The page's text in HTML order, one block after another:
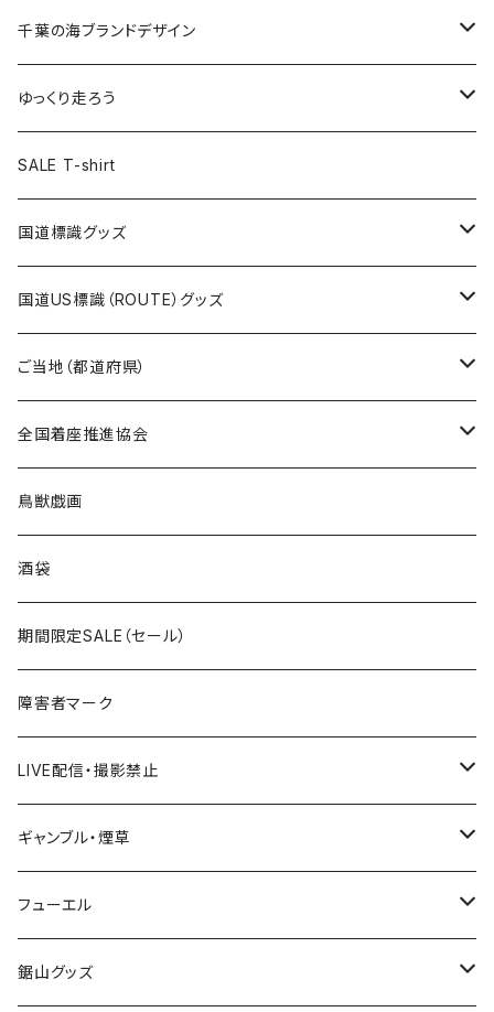
キャップ
トートバッグ
ランチバッグ
エコバッグ
キーホルダー
クリアファイル
缶バッジ
キーホルダー
クリアファイル
缶バッジ54mm
JAGUARさんコラボグッズ
Tシャツ
ステッカー
サコッシュ
ホテルキーホルダー
モーテルキーホルダー
トートバッグ
缶バッジ
クリアファイル
マスク
エコバッグ
千葉ロッテマリーンズコラボ
キャップ
エコバッグ
ステッカー
モーテルキーホルダー
ホテルキーホルダー
トートバッグ
Tシャツ
キャップ
ステッカー
ホテルキーホルダー
千葉の海ブランドデザイン
Tシャツ
キャップ
ステッカー
ゆっくり走ろう
Tシャツ
ステッカー
ホテルキーホルダー
SALE T-shirt
国道標識グッズ
ステッカー
国道0～99号線
国道100～199号線
国道600～699号線
国道700～799号線
Tシャツ
キャップ
国道US標識（ROUTE）グッズ
ステッカー
ROUTE 0～99号線
ROUTE100～199号線
ROUTE600～699号線
ROUTE700～799号線
Tシャツ
ROUTE 0～99号線
ROUTE 100～199号線
ROUTE 600～699号線
ROUTE 700～799号線
キャップ
ROUTE 0～99号線
ROUTE 100～199号線
ROUTE 600～699号線
ROUTE 700～799号線
ご当地（都道府県）
北海道
青森県
岩手県
宮城県
秋田県
Tシャツ
ステッカー
山形県
福島県
茨城県
栃木県
全国着座推進協会
ステッカー
鳥獣戯画
酒袋
期間限定SALE（セール）
障害者マーク
LIVE配信・撮影禁止
LIVE配信禁止
撮影禁止
ギャンブル・煙草
ホテルキーホルダー
たばこ・禁煙ステッカー
フューエル
ステッカー
鋸山グッズ